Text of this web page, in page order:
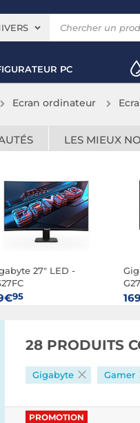
PC
Ecran ordinateur
LES MIEUX
27" LED -
95
28 PRODUITS
Gigabyte Gamer
PROMOTION